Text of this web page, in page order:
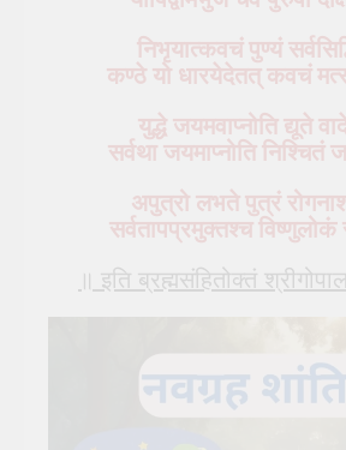
निभृयात्कवचं पुण्यं
कण्ठे यो धारयेदेतत् कवचं
युद्धे जयमवाप्नोति द्यूते
सर्वथा जयमाप्नोति
अपुत्रो लभते पुत्रं
सर्वतापप्रमुक्तश्च
॥ इति ब्रह्मसंहितोक्तं